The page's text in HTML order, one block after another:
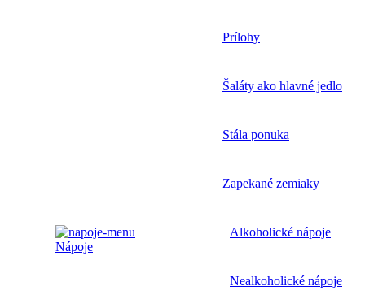
Prílohy
Šaláty ako hlavné jedlo
Stála ponuka
Zapekané zemiaky
Nápoje
Alkoholické nápoje
Nealkoholické nápoje